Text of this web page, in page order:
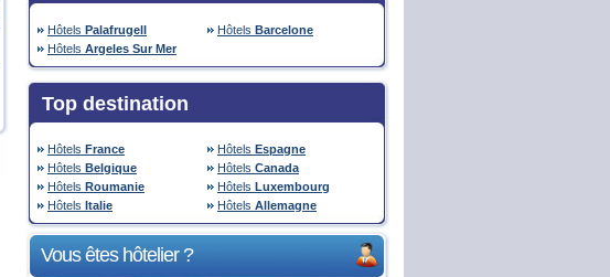
Hôtels Palafrugell Hôtels Barcelone
Hôtels Argeles Sur Mer
Top destination
Hôtels France Hôtels Espagne
Hôtels Belgique Hôtels Canada
Hôtels Roumanie Hôtels Luxembourg
Hôtels Italie Hôtels Allemagne
Vous êtes hôtelier ?